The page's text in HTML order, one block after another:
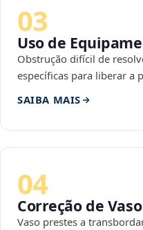
03
Uso de
Obstrução difícil de
específicas para liberar a
SAIBA MAIS
04
Correção de
Vaso prestes a